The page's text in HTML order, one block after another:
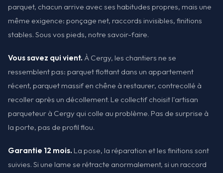
parquet, chacun arrive avec ses habitudes propres, mais une
même exigence: ponçage net, raccords invisibles, finitions
stables. Sous vos pieds, notre savoir-faire.
Vous savez qui vient. À Cergy, les chantiers ne se
ressemblent pas: parquet flottant dans un appartement
récent, parquet massif en chêne à restaurer, contrecollé à
recoller après un décollement. Le collectif choisit l'artisan
parqueteur à Cergy qui colle au problème. Pas de surprise à
la porte, pas de profil flou.
Garantie 12 mois. La pose, la réparation et les finitions sont
suivies. Si une lame se rétracte anormalement, si un raccord